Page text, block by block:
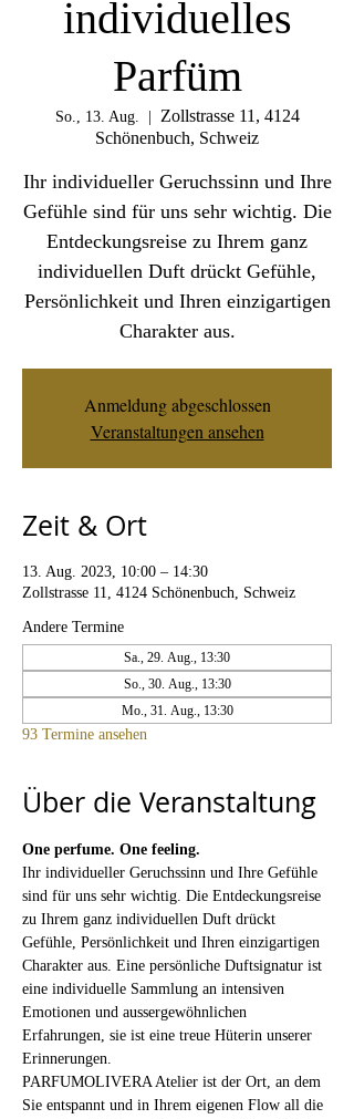
individuelles
Parfüm
So., 13. Aug.
Zollstrasse 11, 4124
Schönenbuch, Schweiz
Ihr individueller Geruchssinn und Ihre
Gefühle sind für uns sehr wichtig. Die
Entdeckungsreise zu Ihrem ganz
individuellen Duft drückt Gefühle,
Persönlichkeit und Ihren einzigartigen
Charakter aus.
Anmeldung abgeschlossen
Veranstaltungen ansehen
Zeit & Ort
13. Aug. 2023, 10:00 – 14:30
Zollstrasse 11, 4124 Schönenbuch, Schweiz
Andere Termine
Sa., 29. Aug., 13:30
So., 30. Aug., 13:30
Mo., 31. Aug., 13:30
93 Termine ansehen
Über die Veranstaltung
One perfume. One feeling.
Ihr individueller Geruchssinn und Ihre Gefühle
sind für uns sehr wichtig. Die Entdeckungsreise
zu Ihrem ganz individuellen Duft drückt
Gefühle, Persönlichkeit und Ihren einzigartigen
Charakter aus. Eine persönliche Duftsignatur ist
eine individuelle Sammlung an intensiven
Emotionen und aussergewöhnlichen
Erfahrungen, sie ist eine treue Hüterin unserer
Erinnerungen.
PARFUMOLIVERA Atelier ist der Ort, an dem
Sie entspannt und in Ihrem eigenen Flow all die